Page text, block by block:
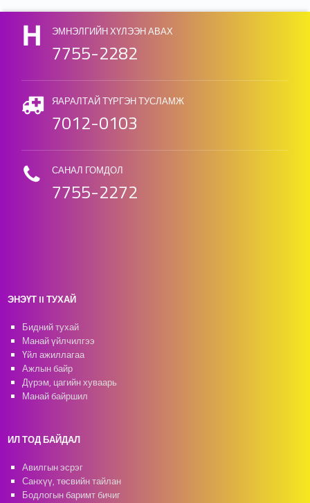
ЭМНЭЛГИЙН ХҮЛЭЭН АВАХ
7755-2282
ЯАРАЛТАЙ ТҮРГЭН ТУСЛАМЖ
7012-0103
САНАЛ ГОМДОЛ
7755-2272
ЭНЭҮТ II ТУХАЙ
Бидний тухай
Манай үйлчилгээ
Үйл ажиллагаа
Ажлын байр
Дүрэм, цагийн хуваарь
Манай байршил
ИЛ ТОД БАЙДАЛ
Авилгын эсрэг
Санхүү, төсвийн тайлан
Бодлогын баримт бичиг